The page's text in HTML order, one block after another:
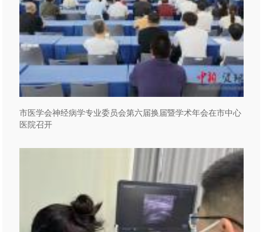
市医学会神经病学专业委员会第六届换届暨学术年会在市中心
医院召开